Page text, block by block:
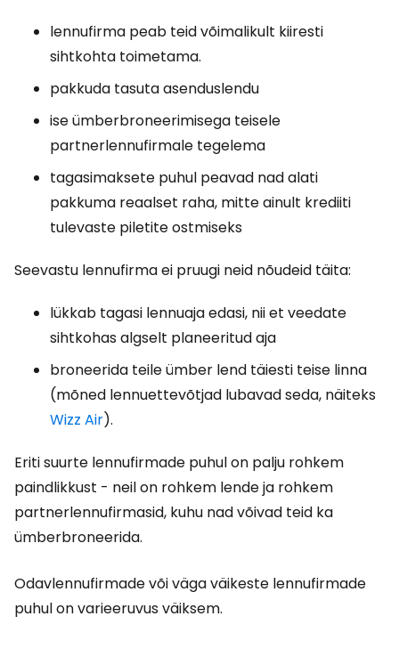
lennufirma peab teid võimalikult kiiresti
sihtkohta toimetama.
pakkuda tasuta asenduslendu
ise ümberbroneerimisega teisele
partnerlennufirmale tegelema
tagasimaksete puhul peavad nad alati
pakkuma reaalset raha, mitte ainult krediiti
tulevaste piletite ostmiseks
Seevastu lennufirma ei pruugi neid nõudeid täita:
lükkab tagasi lennuaja edasi, nii et veedate
sihtkohas algselt planeeritud aja
broneerida teile ümber lend täiesti teise linna
(mõned lennuettevõtjad lubavad seda, näiteks
Wizz Air).
Eriti suurte lennufirmade puhul on palju rohkem
paindlikkust - neil on rohkem lende ja rohkem
partnerlennufirmasid, kuhu nad võivad teid ka
ümberbroneerida.
Odavlennufirmade või väga väikeste lennufirmade
puhul on varieeruvus väiksem.